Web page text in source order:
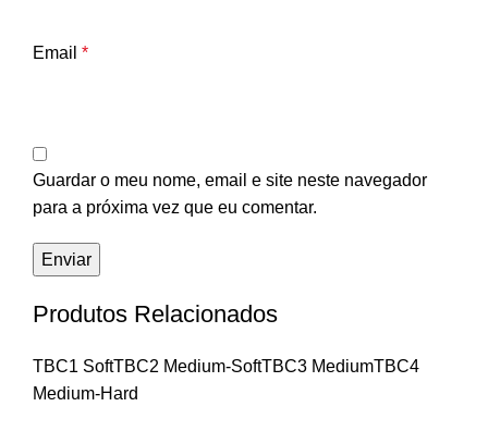
Email *
Guardar o meu nome, email e site neste navegador
para a próxima vez que eu comentar.
Produtos Relacionados
TBC1 SoftTBC2 Medium-SoftTBC3 MediumTBC4
Medium-Hard